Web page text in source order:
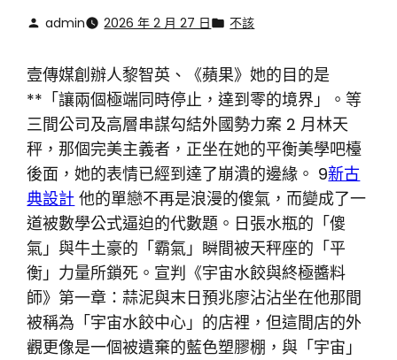
admin 2026 年 2 月 27 日 不該
壹傳媒創辦人黎智英、《蘋果》她的目的是
**「讓兩個極端同時停止，達到零的境界」。等
三間公司及高層串謀勾結外國勢力案 2 月林天
秤，那個完美主義者，正坐在她的平衡美學吧檯
後面，她的表情已經到達了崩潰的邊緣。 9新古
典設計 他的單戀不再是浪漫的傻氣，而變成了一
道被數學公式逼迫的代數題。日張水瓶的「傻
氣」與牛土豪的「霸氣」瞬間被天秤座的「平
衡」力量所鎖死。宣判《宇宙水餃與終極醬料
師》第一章：蒜泥與末日預兆廖沾沾坐在他那間
被稱為「宇宙水餃中心」的店裡，但這間店的外
觀更像是一個被遺棄的藍色塑膠棚，與「宇宙」